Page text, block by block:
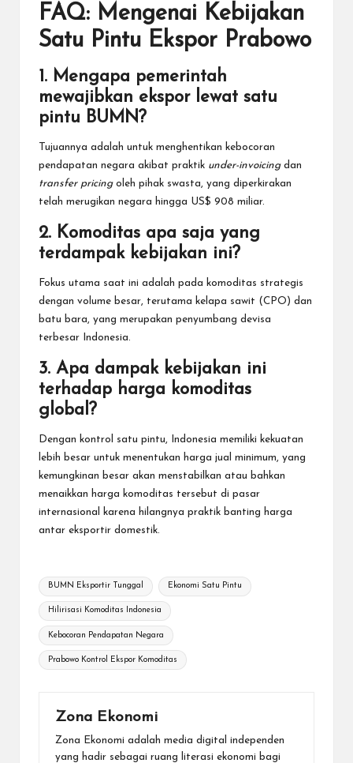
FAQ: Mengenai Kebijakan
Satu Pintu Ekspor Prabowo
1. Mengapa pemerintah
mewajibkan ekspor lewat satu
pintu BUMN?
Tujuannya adalah untuk menghentikan kebocoran
pendapatan negara akibat praktik under-invoicingdan
transfer pricingoleh pihak swasta, yang diperkirakan
telah merugikan negara hingga US$ 908 miliar.
2. Komoditas apa saja yang
terdampak kebijakan ini?
Fokus utama saat ini adalah pada komoditas strategis
dengan volume besar, terutama kelapa sawit (CPO) dan
batu bara, yang merupakan penyumbang devisa
terbesar Indonesia.
3. Apa dampak kebijakan ini
terhadap harga komoditas
global?
Dengan kontrol satu pintu, Indonesia memiliki kekuatan
lebih besar untuk menentukan harga jual minimum, yang
kemungkinan besar akan menstabilkan atau bahkan
menaikkan harga komoditas tersebut di pasar
internasional karena hilangnya praktik banting harga
antar eksportir domestik.
Tags:
BUMN Eksportir Tunggal Ekonomi Satu Pintu
Hilirisasi Komoditas Indonesia
Kebocoran Pendapatan Negara
Prabowo Kontrol Ekspor Komoditas
Zona Ekonomi
Zona Ekonomi adalah media digital independen
yang hadir sebagai ruang literasi ekonomi bagi